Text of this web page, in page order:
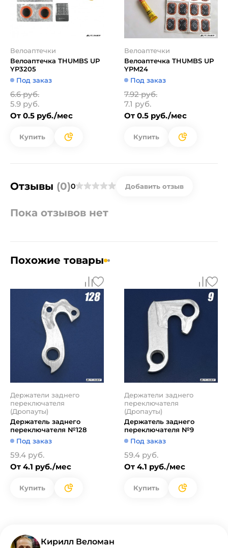
Велоаптечки
Велоаптечка THUMBS UP
YP3205
Под заказ
6.6 руб.
5.9 руб.
От 0.5 руб./мес
Купить
Велоаптечки
Велоаптечка THUMBS UP
YPM24
Под заказ
7.92 руб.
7.1 руб.
От 0.5 руб./мес
Купить
Отзывы (0)0 Добавить отзыв
Пока отзывов нет
Похожие товары
Держатели заднего
переключателя
(Дропауты)
Держатель заднего
переключателя №128
Под заказ
59.4 руб.
От 4.1 руб./мес
Купить
Держатели заднего
переключателя
(Дропауты)
Держатель заднего
переключателя №9
Под заказ
59.4 руб.
От 4.1 руб./мес
Купить
Кирилл Веломан